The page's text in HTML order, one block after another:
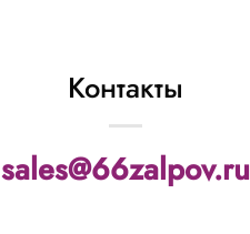
Контакты
sales@66zalpov.ru